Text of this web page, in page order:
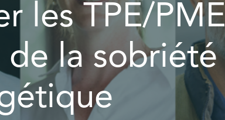
les TPE/PME
de la sobriété